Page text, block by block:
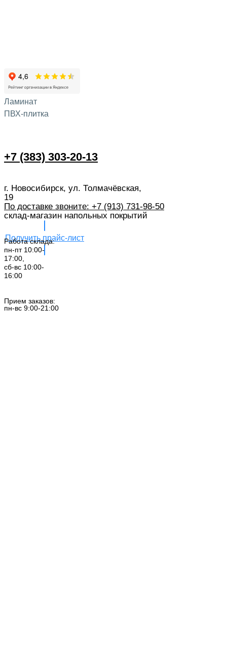
+7 (383) 303-20-13
г. Новосибирск, ул. Толмачёвская,
19
По доставке звоните: +7 (913) 731-98-50‬
склад-магазин напольных покрытий
Получить прайс-лист
Работа склада:
пн-пт 10:00-
17:00,
сб-вс 10:00-
16:00
Прием заказов:
пн-вс 9:00-21:00
Ламинат
ПВХ-плитка